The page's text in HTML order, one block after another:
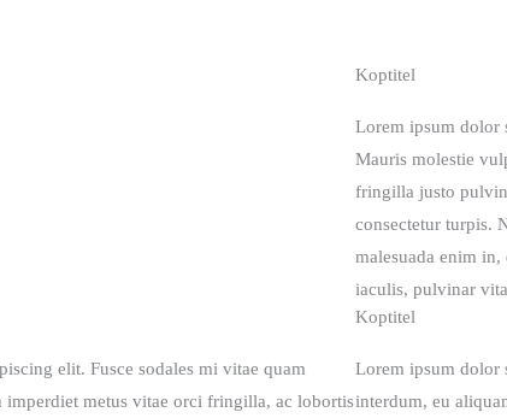
Koptitel
Lorem ipsum dolor
Mauris molestie
fringilla justo
consectetur turpis.
malesuada enim
iaculis, pulvinar
elit. Fusce sodales mi vitae quam
imperdiet metus vitae orci fringilla, ac lobortis
Koptitel
Lorem ipsum dolor
interdum, eu